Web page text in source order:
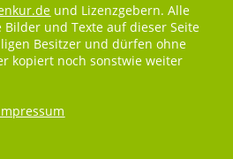
und Lizenzgebern. Alle
Bilder und Texte auf dieser Seite
Besitzer und dürfen ohne
kopiert noch sonstwie weiter